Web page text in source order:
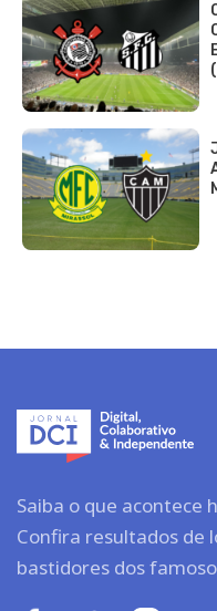
Saiba o que acontece
Confira resultados de
bastidores dos